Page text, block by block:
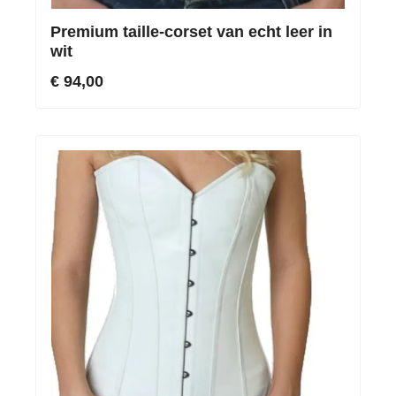
Premium taille-corset van echt leer in
wit
€ 94,00